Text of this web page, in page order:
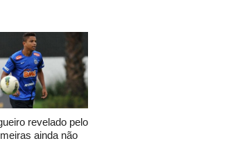
revelado pelo
ainda não